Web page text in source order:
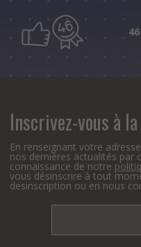
Inscrivez-vous à
En renseignant votre
nos dernières actualités par
connaissance de notre
vous désinscrire à tout
desinscription ou en nous